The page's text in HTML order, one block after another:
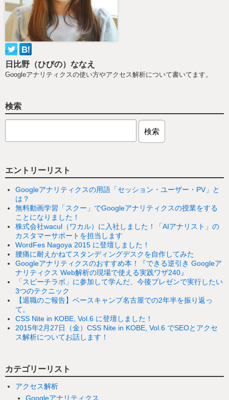
日比野（ひびの）ななえ
Googleアナリティクスの使い方やアクセス解析について書いてます。
検索
エントリーリスト
Googleアナリティクスの用語「セッション・ユーザー・PV」と
は？
無料動画学習「スクー」でGoogleアナリティクスの授業をする
ことになりました！
株式会社wacul（ワカル）に入社しました！「AIアナリスト」の
カスタマーサポートを担当します
WordFes Nagoya 2015 に登壇しました！
腰痛に耐えかねてスタンディングデスクを自作してみた
Googleアナリティクスのおすすめ本！『できる逆引き Googleア
ナリティクス Web解析の現場で使える実践ワザ240』
「スピーチラボ」に参加して学んだ、今後プレゼンで実行したい
3つのテクニック
【退職のご報告】ベースキャンプ名古屋での2年半を振り返っ
て。
CSS Nite in KOBE, Vol.6 に登壇しました！
2015年2月27日（金）CSS Nite in KOBE, Vol.6 でSEOとアクセ
ス解析についてお話します！
カテゴリーリスト
アクセス解析
Googleアナリティクス